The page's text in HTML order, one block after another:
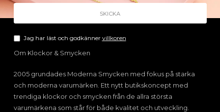
Jag har läst och godkänner villkoren
Om Klockor & Smycken
2005 grundades Moderna Smycken med fokus på starka
och moderna varumärken. Ett nytt butikskoncept med
trendiga klockor och smycken från de allra största
varumärkena som står för både kvalitet och utveckling.